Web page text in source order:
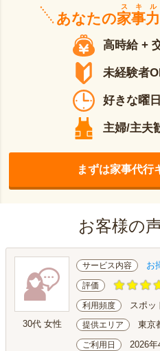
あなたの家事力
スキル
高時給 +
未経験者
好きな曜
主婦/主夫
まずは家事代行
お客様の
30代 女性
サービス内容 お
評価
利用頻度 スポッ
提供エリア 東京
ご利用日 2026